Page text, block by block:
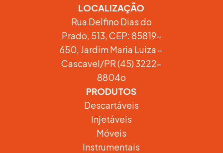
LOCALIZAÇÃO
Rua Delfino Dias do
Prado, 513, CEP: 85819-
650, Jardim Maria Luiza –
Cascavel/PR (45) 3222-
8804o
PRODUTOS
Descartáveis
Injetáveis
Móveis
Instrumentais